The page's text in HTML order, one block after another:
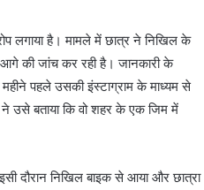
लगाया है। मामले में छात्र ने निखिल के
आगे की जांच कर रही है। जानकारी के
पहले उसकी इंस्टाग्राम के माध्यम से
ने उसे बताया कि वो शहर के एक जिम में
दौरान निखिल बाइक से आया और छात्रा